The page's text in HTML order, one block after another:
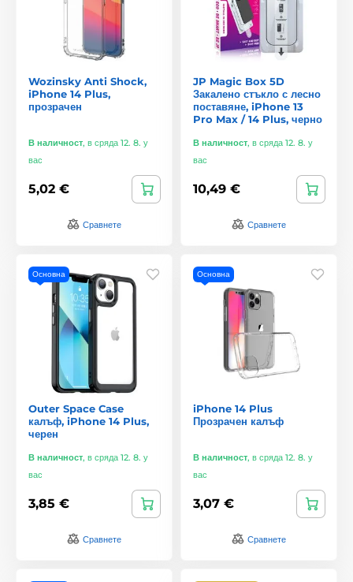
Wozinsky Anti Shock,
iPhone 14 Plus,
прозрачен
В наличност, в сряда 12. 8. у
вас
5,02 €
Сравнете
JP Magic Box 5D
Закалено стъкло с лесно
поставяне, iPhone 13
Pro Max / 14 Plus, черно
В наличност, в сряда 12. 8. у
вас
10,49 €
Сравнете
Основна
Outer Space Case
калъф, iPhone 14 Plus,
черен
В наличност, в сряда 12. 8. у
вас
3,85 €
Сравнете
Основна
iPhone 14 Plus
Прозрачен калъф
В наличност, в сряда 12. 8. у
вас
3,07 €
Сравнете